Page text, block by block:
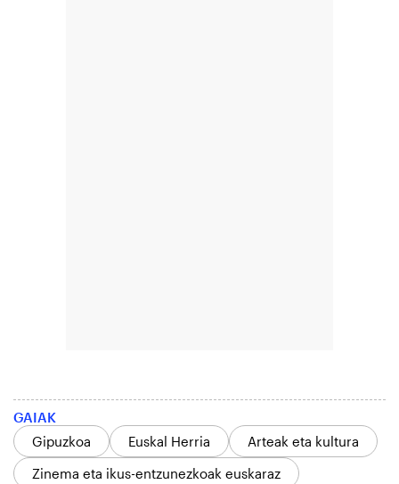
GAIAK
Gipuzkoa
Euskal Herria
Arteak eta kultura
Zinema eta ikus-entzunezkoak euskaraz